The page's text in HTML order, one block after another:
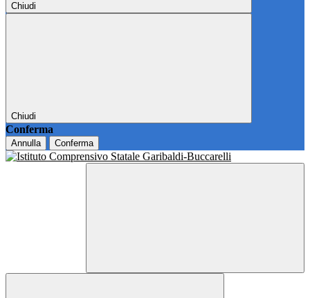
Chiudi
Chiudi
Conferma
Annulla Conferma